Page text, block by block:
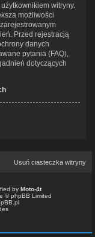
witryny.
możliwości
Przed rejestracją
danych
pytania (FAQ),
dotyczących
Usuń ciasteczka witryny
by Moto-4t
© phpBB Limited